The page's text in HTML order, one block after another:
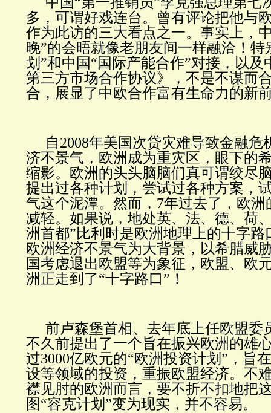
多，可谓好戏连台。曾有评论把他与
作为此访的三大看点之一。事实上，
晚”的会晤就像老朋友间一样融洽！特
划”和中国“国际产能合作”对接，以及
第三方市场合作协议》，不是不谋而
合，展显了中欧合作富有生命力的新
自2008年美国次贷灾难导致金融危
济不景气，欧洲成为重灾区，眼下的
缩影。欧洲的头头脑脑们真可谓绞尽
提出过各种计划，尝试过各种方案，
气这个泥潭。然而，7年过去了，欧
减轻。如果说，地处英、法、德、荷
洲首都”比利时是欧洲地理上的十字路
欧洲经济不景气为大背景，以希腊威
国考虑退出欧盟等为象征，欧盟、欧
洲正走到了“十字路口”！
前卢森堡首相、去年底上任欧盟委
不久前提出了一个旨在振兴欧洲的
过3000亿欧元的“欧洲投资计划”，旨
设等领域的投资，重振欧盟经济。不
襟见肘的欧洲而言，要不折不扣地把
图“容克计划”变为现实，并不容易。